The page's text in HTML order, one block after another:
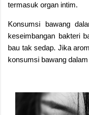
termasuk organ intim.
Konsumsi bawang
keseimbangan bakteri
bau tak sedap. Jika
konsumsi bawang